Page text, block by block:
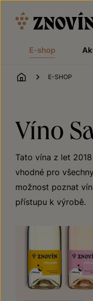
E-shop
ÚVOD
E-SHOP
Víno
Tato vína z let
vhodné pro
možnost poznat
přístupu k výrobě.